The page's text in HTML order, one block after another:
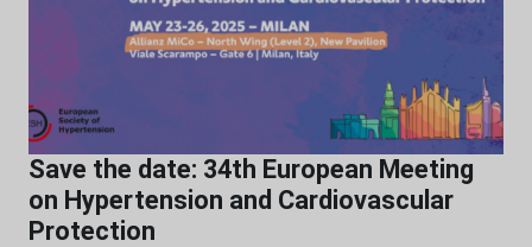
Save the date: 34th European Meeting
on Hypertension and Cardiovascular
Protection